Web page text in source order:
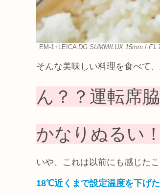
EM-1+LEICA DG SUMMILUX 15mm / F1.
そんな美味しい料理を食べて
ん？？運転席
かなりぬるい！
いや、これは以前にも感じた
18℃近くまで設定温度を下げ